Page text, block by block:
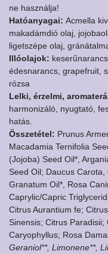
ne használja!
Hatóanyagai: Acmella
makadámdió olaj,
ligetszépe olaj,
Illóolajok:
édesnarancs, grapefruit,
rózsa
Lelki, érzelmi,
harmonizáló, nyugtató,
hatás.
Összetétel: Prunus
Macadamia Ternifolia
(Jojoba) Seed Oil*,
Seed Oil; Daucus
Granatum Oil*, Rosa
Caprylic/Capric
Citrus Aurantium fe;
Sinensis; Citrus
Caryophyllus; Rosa
Geraniol**, Limonene**,